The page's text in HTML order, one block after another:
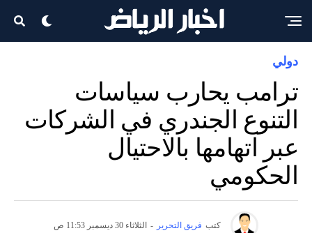
دولي
ترامب يحارب سياسات
التنوع الجندري في الشركات
عبر اتهامها بالاحتيال
الحكومي
كتب فريق التحرير - الثلاثاء 30 ديسمبر 11:53 ص